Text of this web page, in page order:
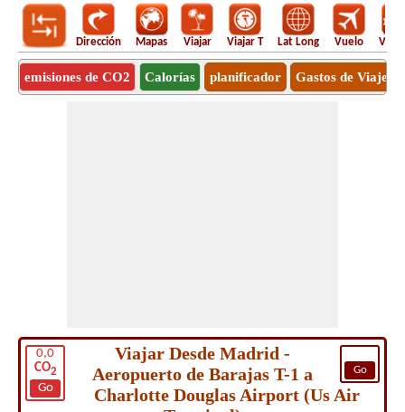
Dirección Mapas Viajar Viajar T Lat Long Vuelo
emisiones de CO2 Calorías planificador Gastos de Viaje
0,0
CO2
Go
Go
Viajar Desde Madrid -
Aeropuerto de Barajas T-1 a
Charlotte Douglas Airport (Us Air